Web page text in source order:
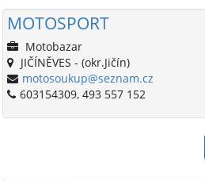
MOTOSPORT
Motobazar
JIČÍNĚVES - (okr.Jičín)
motosoukup@seznam.cz
603154309, 493 557 152